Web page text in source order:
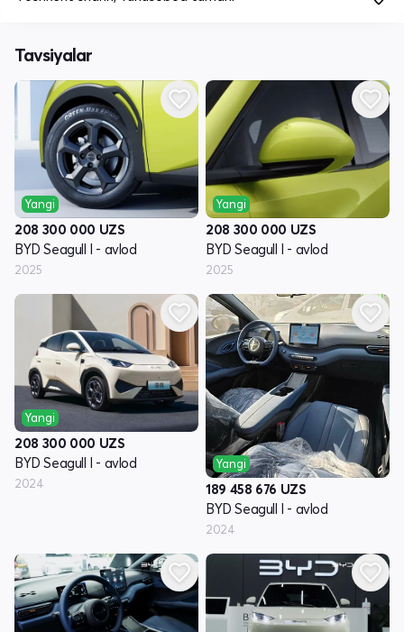
Tavsiyalar
Yangi
208 300 000 UZS
BYD Seagull I - avlod
2025
Yangi
208 300 000 UZS
BYD Seagull I - avlod
2025
Yangi
208 300 000 UZS
BYD Seagull I - avlod
2024
Yangi
189 458 676 UZS
BYD Seagull I - avlod
2024